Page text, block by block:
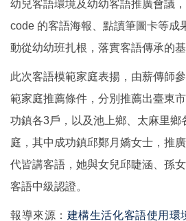
幼兒客語環境及幼幼客語推廣會議
code 的客語海報、點讀筆圖卡等成
動從幼幼班扎根，落實客語傳承的基
此次客語模範家庭表揚，由薪傳師
範家庭推薦條件，分別推薦出臺東
功鎮各3戶，以及池上鄉、太麻里鄉
庭，其中成功鎮邱鄭月嬌女士，推
代皆講客語，她與女兒邱睫涵、孫
客語中級認證。
報導來源： 建構生活化客語使用環